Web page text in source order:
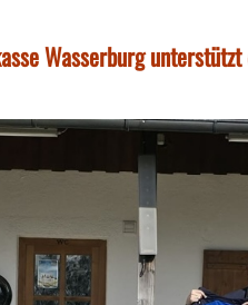
Wasserburg unterstützt